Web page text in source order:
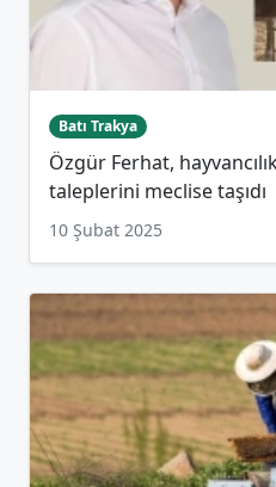
Batı Trakya
Özgür Ferhat,
taleplerini meclise taşıdı
10 Şubat 2025